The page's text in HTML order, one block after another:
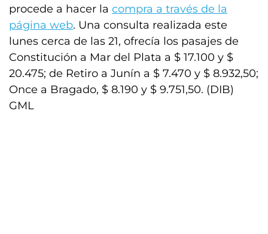
procede a hacer la compra a través de la
página web. Una consulta realizada este
lunes cerca de las 21, ofrecía los pasajes de
Constitución a Mar del Plata a $ 17.100 y $
20.475; de Retiro a Junín a $ 7.470 y $ 8.932,50;
Once a Bragado, $ 8.190 y $ 9.751,50. (DIB)
GML